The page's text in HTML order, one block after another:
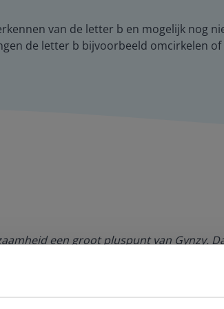
van de letter b en mogelijk nog
de letter b bijvoorbeeld omcirkelen
een groot pluspunt van Gynzy.
de website. Ik kan niets ter verbetering
Margrietschool